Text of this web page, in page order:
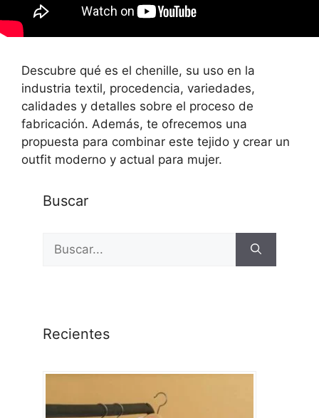
Descubre qué es el chenille, su uso en la
industria textil, procedencia, variedades,
calidades y detalles sobre el proceso de
fabricación. Además, te ofrecemos una
propuesta para combinar este tejido y crear un
outfit moderno y actual para mujer.
Buscar
Recientes